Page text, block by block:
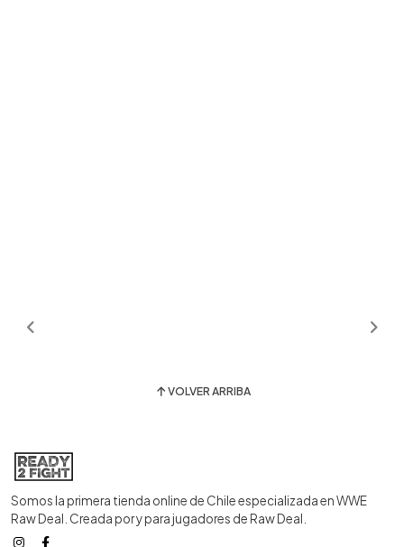
VOLVER ARRIBA
Somos la primera tienda online de Chile especializada en WWE
Raw Deal. Creada por y para jugadores de Raw Deal.